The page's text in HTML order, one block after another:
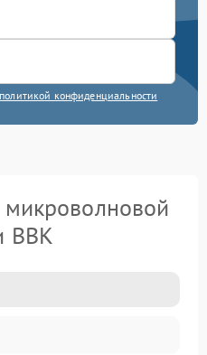
политикой конфиденциальности
BBK